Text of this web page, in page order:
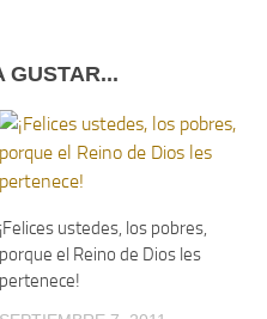
GUSTAR...
¡Felices ustedes, los pobres,
porque el Reino de Dios les
pertenece!